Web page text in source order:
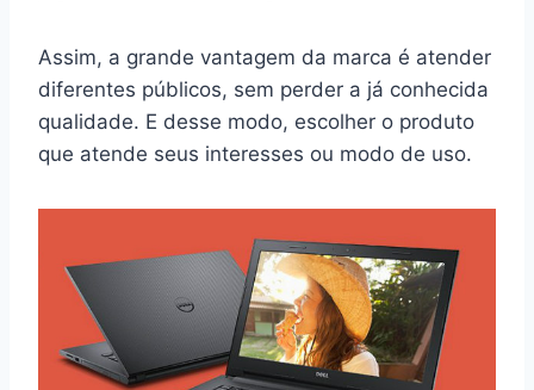
Assim, a grande vantagem da marca é atender
diferentes públicos, sem perder a já conhecida
qualidade. E desse modo, escolher o produto
que atende seus interesses ou modo de uso.